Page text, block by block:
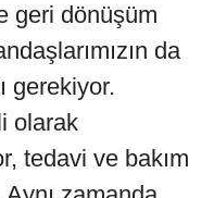
geri dönüşüm
da
gerekiyor.
olarak
tedavi ve bakım